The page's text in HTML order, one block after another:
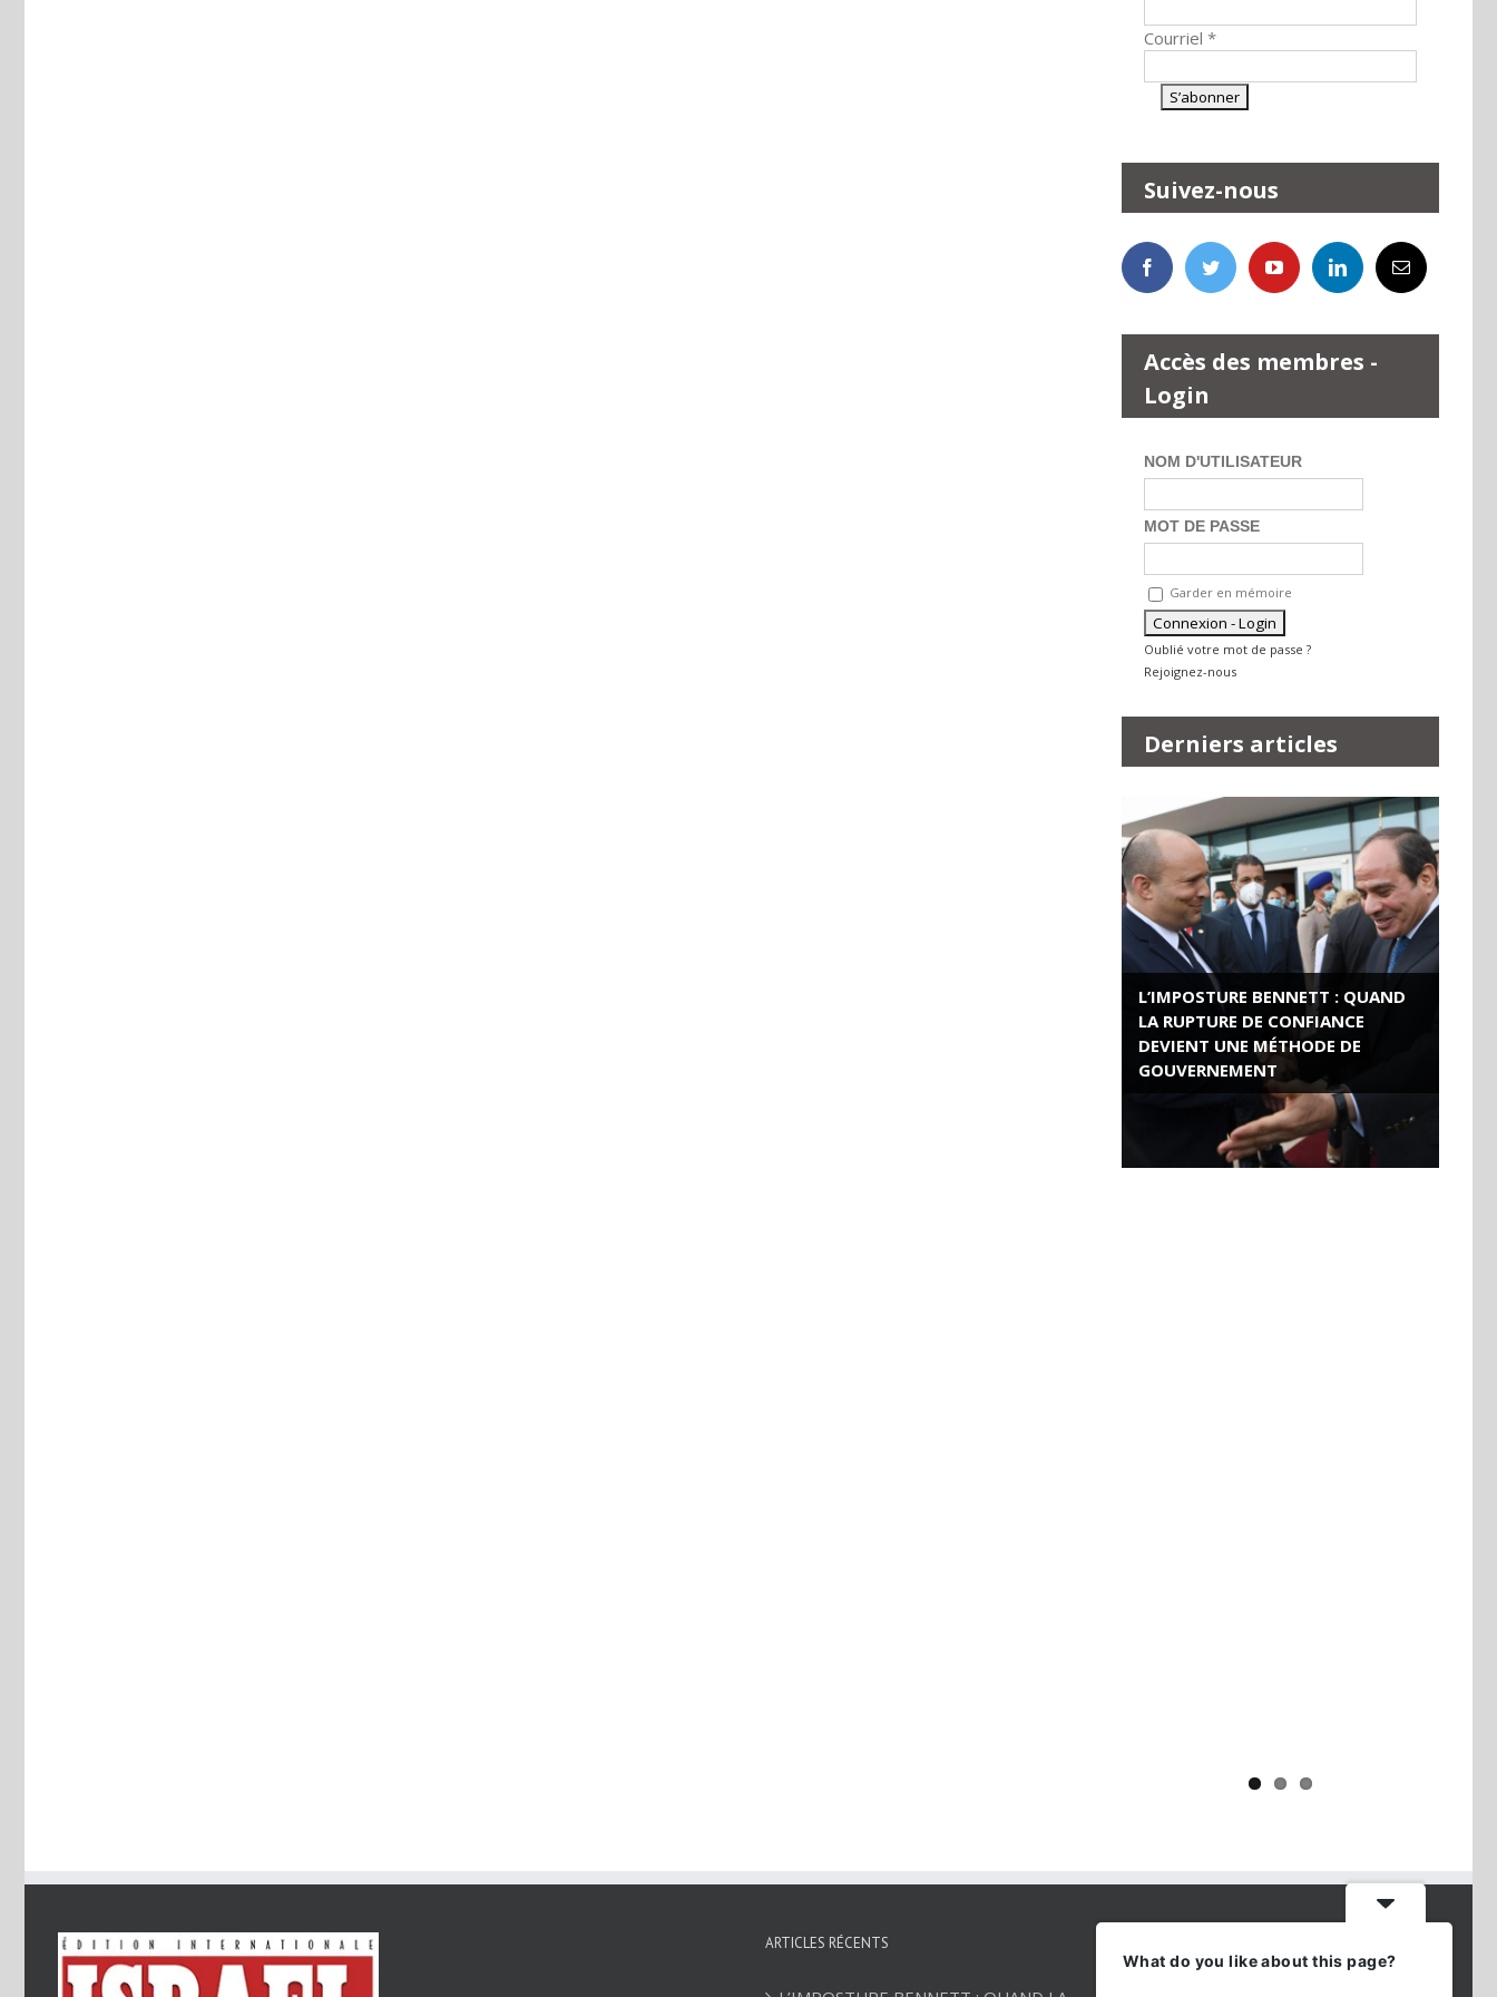
Courriel *
Suivez-nous
Accès des membres -
Login
NOM D'UTILISATEUR
MOT DE PASSE
Garder en mémoire
Oublié votre mot de passe ?
Rejoignez-nous
Derniers articles
L’IMPOSTURE BENNETT : QUAND
LA RUPTURE DE CONFIANCE
DEVIENT UNE MÉTHODE DE
GOUVERNEMENT
ROSE VALLAND, HEROÏNE DE LA
RESISTANCE FRANÇAISE
ARTICLES RÉCENTS
What do you like about this page?